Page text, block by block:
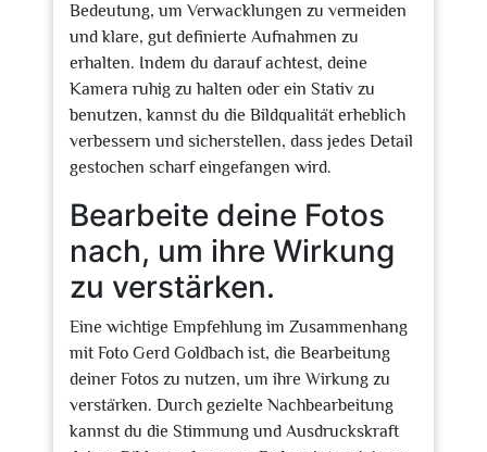
Bedeutung, um Verwacklungen zu vermeiden
und klare, gut definierte Aufnahmen zu
erhalten. Indem du darauf achtest, deine
Kamera ruhig zu halten oder ein Stativ zu
benutzen, kannst du die Bildqualität erheblich
verbessern und sicherstellen, dass jedes Detail
gestochen scharf eingefangen wird.
Bearbeite deine Fotos
nach, um ihre Wirkung
zu verstärken.
Eine wichtige Empfehlung im Zusammenhang
mit Foto Gerd Goldbach ist, die Bearbeitung
deiner Fotos zu nutzen, um ihre Wirkung zu
verstärken. Durch gezielte Nachbearbeitung
kannst du die Stimmung und Ausdruckskraft